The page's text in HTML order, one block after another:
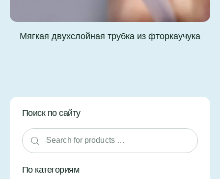
Мягкая двухслойная трубка из фторкаучука
Поиск по сайту
По категориям